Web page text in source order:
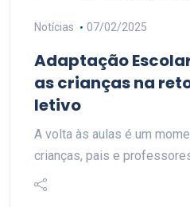
Notícias 07/02/2025
Adaptação
as crianças na
letivo
A volta às aulas é um
crianças, pais e